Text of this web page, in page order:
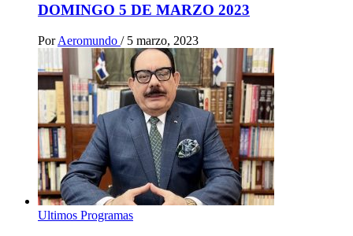
DOMINGO 5 DE MARZO 2023
Por Aeromundo / 5 marzo, 2023
Ultimos Programas